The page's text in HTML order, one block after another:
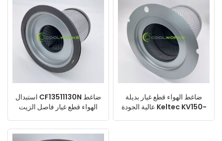
استبدال CF13511130N ضاغط
الهواء قطع غيار فاصل الزيت
ضاغط الهواء قطع غيار بديلة
عالية الجودة Keltec KV150-